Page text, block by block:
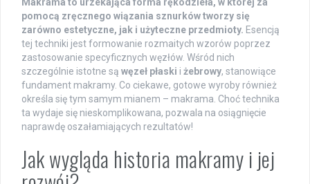
pomocą zręcznego wiązania sznurków tworzy się
zarówno estetyczne, jak i użyteczne przedmioty. Esencją
tej techniki jest formowanie rozmaitych wzorów poprzez
zastosowanie specyficznych węzłów. Wśród nich
szczególnie istotne są węzeł płaski i żebrowy, stanowiące
fundament makramy. Co ciekawe, gotowe wyroby również
określa się tym samym mianem – makrama. Choć technika
ta wydaje się nieskomplikowana, pozwala na osiągnięcie
naprawdę oszałamiających rezultatów!
Jak wygląda historia makramy i jej